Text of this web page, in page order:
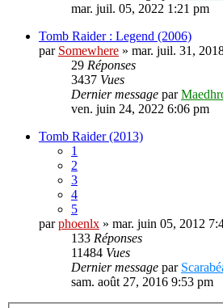
mar. juil. 05, 2022 1:21 pm
Tomb Raider : Legend (2006)
par Somewhere » mar. juil. 31,
29 Réponses
3437 Vues
Dernier message par
ven. juin 24, 2022 6:06 pm
Tomb Raider (2013)
1
2
3
4
5
parphoenlx » mar. juin 05, 2012
133 Réponses
11484 Vues
Dernier message par
sam. août 27, 2016 9:53 pm